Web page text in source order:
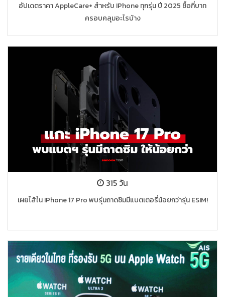
อัปเดตราคา AppleCare+ สำหรับ IPhone ทุกรุ่น ปี 2025 ซื้อกี่บาท
ครอบคลุมอะไรบ้าง
315 วัน
เผยไส้ใน IPhone 17 Pro พบรุ่นถาดซิมมีแบตเตอรี่น้อยกว่ารุ่น ESIM!